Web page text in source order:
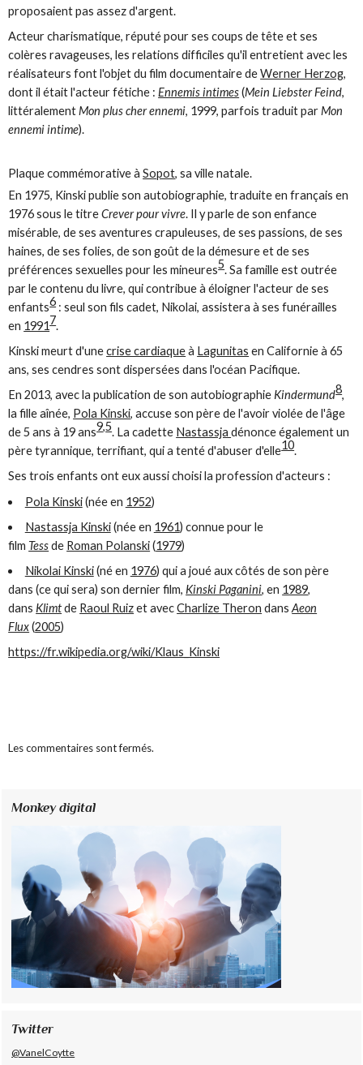
proposaient pas assez d'argent.
Acteur charismatique, réputé pour ses coups de tête et ses
colères ravageuses, les relations difficiles qu'il entretient avec les
réalisateurs font l'objet du film documentaire deWerner Herzog,
dont il était l'acteur fétiche :Ennemis intimes(Mein Liebster Feind,
littéralementMon plus cher ennemi, 1999, parfois traduit parMon
ennemi intime).
Plaque commémorative àSopot, sa ville natale.
En 1975, Kinski publie son autobiographie, traduite en français en
1976 sous le titreCrever pour vivre. Il y parle de son enfance
misérable, de ses aventures crapuleuses, de ses passions, de ses
haines, de ses folies, de son goût de la démesure et de ses
préférences sexuelles pour les mineures5. Sa famille est outrée
par le contenu du livre, qui contribue à éloigner l'acteur de ses
enfants6: seul son fils cadet, Nikolai, assistera à ses funérailles
en 19917.
Kinski meurt d'unecrise cardiaqueà Lagunitas en Californie à 65
ans, ses cendres sont dispersées dans l'océan Pacifique.
En 2013, avec la publication de son autobiographie Kindermund8,
la fille aînée, Pola Kinski, accuse son père de l'avoir violée de l'âge
de 5 ans à 19 ans9,5. La cadette Nastassjadénonce également un
père tyrannique, terrifiant, qui a tenté d'abuser d'elle10.
Ses trois enfants ont eux aussi choisi la profession d'acteurs :
Pola Kinski(née en 1952)
Nastassja Kinski(née en 1961) connue pour le
film Tessde Roman Polanski(1979)
Nikolai Kinski(né en 1976) qui a joué aux côtés de son père
dans (ce qui sera) son dernier film, Kinski Paganini, en 1989,
dans Klimtde Raoul Ruizet avecCharlize Theron dansAeon
Flux(2005)
https://fr.wikipedia.org/wiki/Klaus_Kinski
Les commentaires sont fermés.
Monkey digital
Twitter
@VanelCoytte